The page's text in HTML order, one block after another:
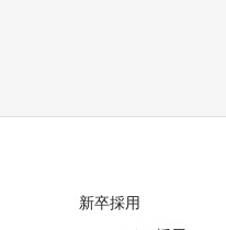
新卒採用